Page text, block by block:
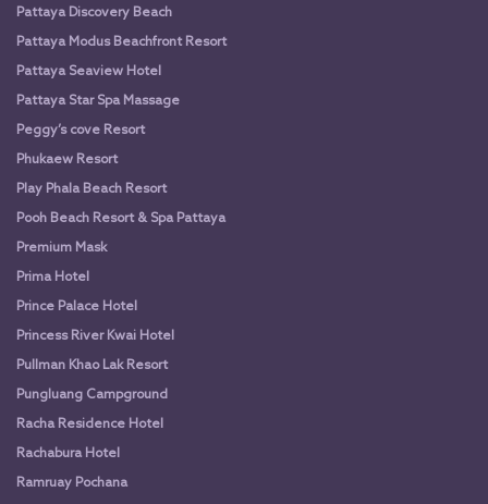
Pattaya Discovery Beach
Pattaya Modus Beachfront Resort
Pattaya Seaview Hotel
Pattaya Star Spa Massage
Peggy’s cove Resort
Phukaew Resort
Play Phala Beach Resort
Pooh Beach Resort & Spa Pattaya
Premium Mask
Prima Hotel
Prince Palace Hotel
Princess River Kwai Hotel
Pullman Khao Lak Resort
Pungluang Campground
Racha Residence Hotel
Rachabura Hotel
Ramruay Pochana